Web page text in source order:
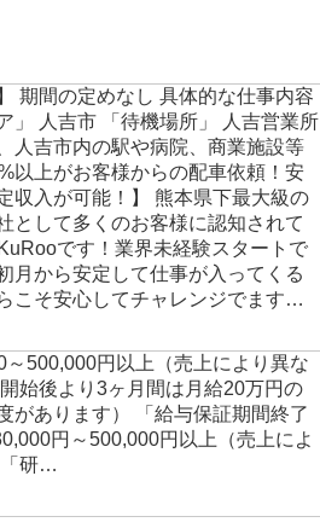
期間の定めなし 具体的な仕事内容
」 人吉市 「待機場所」 人吉営業所
人吉市内の駅や病院、商業施設等
以上がお客様からの配車依頼！安
収入が可能！】 熊本県下最大級の
として多くのお客様に認知されて
です！業界未経験スタートで
月から安定して仕事が入ってくる
こそ安心してチャレンジでます…
～500,000円以上（売上により異な
始後より3ヶ月間は月給20万円の
があります） 「給与保証期間終了
円～500,000円以上（売上によ
「研…